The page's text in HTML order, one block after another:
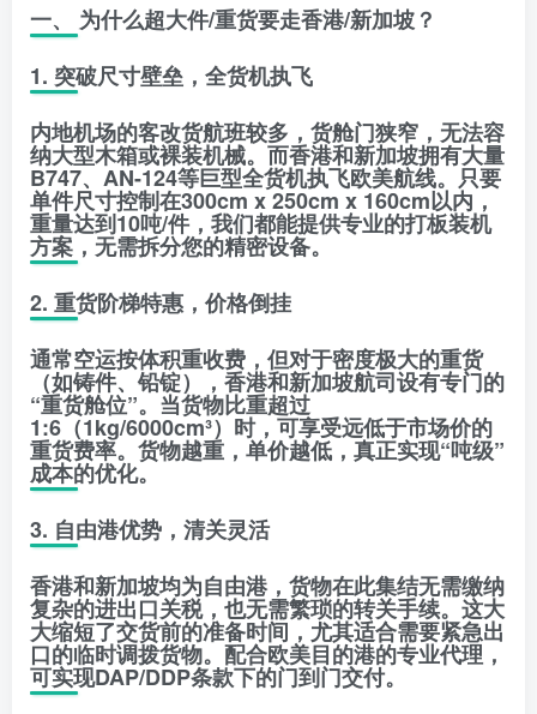
一、 为什么超大件/重货要走香港/新加坡？
1. 突破尺寸壁垒，全货机执飞
内地机场的客改货航班较多，货舱门狭窄，无法容
纳大型木箱或裸装机械。而香港和新加坡拥有大量
B747、AN-124等巨型全货机执飞欧美航线。只要
单件尺寸控制在300cm x 250cm x 160cm以内，
重量达到10吨/件，我们都能提供专业的打板装机
方案，无需拆分您的精密设备。
2. 重货阶梯特惠，价格倒挂
通常空运按体积重收费，但对于密度极大的重货
（如铸件、铅锭），香港和新加坡航司设有专门的
“重货舱位”。当货物比重超过
1:6（1kg/6000cm³）时，可享受远低于市场价的
重货费率。货物越重，单价越低，真正实现“吨级”
成本的优化。
3. 自由港优势，清关灵活
香港和新加坡均为自由港，货物在此集结无需缴纳
复杂的进出口关税，也无需繁琐的转关手续。这大
大缩短了交货前的准备时间，尤其适合需要紧急出
口的临时调拨货物。配合欧美目的港的专业代理，
可实现DAP/DDP条款下的门到门交付。